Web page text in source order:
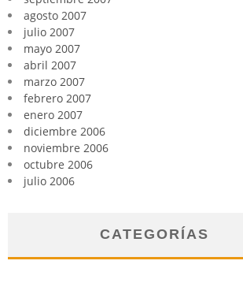
agosto 2007
julio 2007
mayo 2007
abril 2007
marzo 2007
febrero 2007
enero 2007
diciembre 2006
noviembre 2006
octubre 2006
julio 2006
CATEGORÍAS